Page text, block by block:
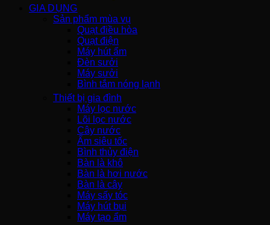
GIA DỤNG
Sản phẩm mùa vụ
Quạt điều hòa
Quạt điện
Máy hút ẩm
Đèn sưởi
Máy sưởi
Bình tắm nóng lạnh
Thiết bị gia đình
Máy lọc nước
Lõi lọc nước
Cây nước
Ấm siêu tốc
Bình thủy điện
Bàn là khô
Bàn là hơi nước
Bàn là cây
Máy sấy tóc
Máy hút bụi
Máy tạo ẩm